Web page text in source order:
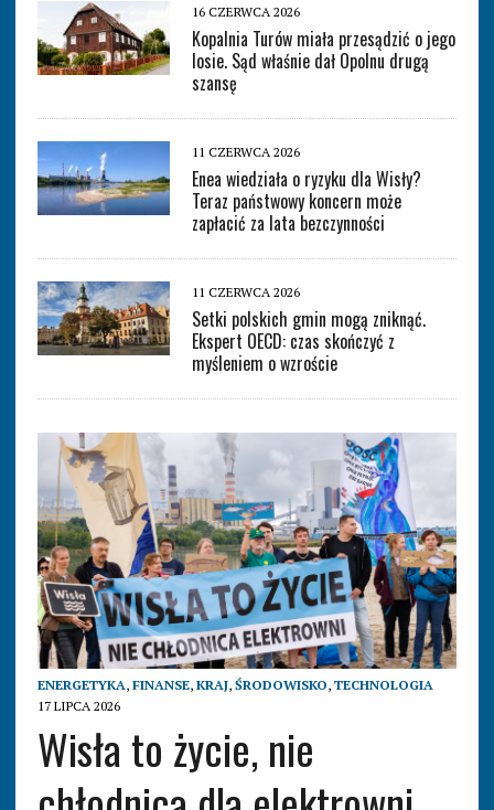
16 CZERWCA 2026
Kopalnia Turów miała przesądzić o jego
losie. Sąd właśnie dał Opolnu drugą
szansę
11 CZERWCA 2026
Enea wiedziała o ryzyku dla Wisły?
Teraz państwowy koncern może
zapłacić za lata bezczynności
11 CZERWCA 2026
Setki polskich gmin mogą zniknąć.
Ekspert OECD: czas skończyć z
myśleniem o wzroście
ENERGETYKA, FINANSE, KRAJ, ŚRODOWISKO, TECHNOLOGIA
17 LIPCA 2026
Wisła to życie, nie